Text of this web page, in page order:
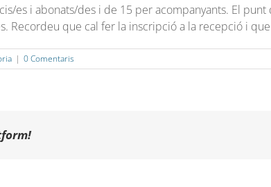
es i abonats/des i de 15 per acompanyants. El
Recordeu que cal fer la inscripció a la recepció i
| 0 Comentaris